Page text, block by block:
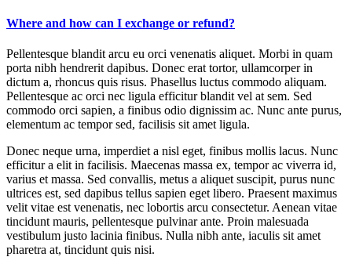
Where and how can I exchange or refund?
Pellentesque blandit arcu eu orci venenatis aliquet. Morbi in quam
porta nibh hendrerit dapibus. Donec erat tortor, ullamcorper in
dictum a, rhoncus quis risus. Phasellus luctus commodo aliquam.
Pellentesque ac orci nec ligula efficitur blandit vel at sem. Sed
commodo orci sapien, a finibus odio dignissim ac. Nunc ante purus,
elementum ac tempor sed, facilisis sit amet ligula.
Donec neque urna, imperdiet a nisl eget, finibus mollis lacus. Nunc
efficitur a elit in facilisis. Maecenas massa ex, tempor ac viverra id,
varius et massa. Sed convallis, metus a aliquet suscipit, purus nunc
ultrices est, sed dapibus tellus sapien eget libero. Praesent maximus
velit vitae est venenatis, nec lobortis arcu consectetur. Aenean vitae
tincidunt mauris, pellentesque pulvinar ante. Proin malesuada
vestibulum justo lacinia finibus. Nulla nibh ante, iaculis sit amet
pharetra at, tincidunt quis nisi.